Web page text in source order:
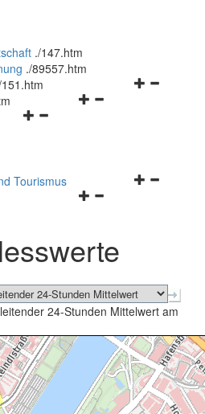
./147.htm
./89557.htm
Navigationsmenü
Navigationsmenü
Navigationsmenü
schließen
Tourismus
24-Stunden Mittelwert am